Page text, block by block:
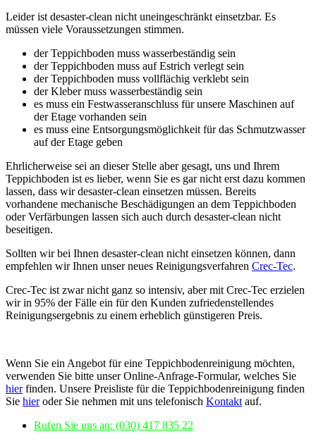
Leider ist desaster-clean nicht uneingeschränkt einsetzbar. Es
müssen viele Voraussetzungen stimmen.
der Teppichboden muss wasserbeständig sein
der Teppichboden muss auf Estrich verlegt sein
der Teppichboden muss vollflächig verklebt sein
der Kleber muss wasserbeständig sein
es muss ein Festwasseranschluss für unsere Maschinen auf
der Etage vorhanden sein
es muss eine Entsorgungsmöglichkeit für das Schmutzwasser
auf der Etage geben
Ehrlicherweise sei an dieser Stelle aber gesagt, uns und Ihrem
Teppichboden ist es lieber, wenn Sie es gar nicht erst dazu kommen
lassen, dass wir desaster-clean einsetzen müssen. Bereits
vorhandene mechanische Beschädigungen an dem Teppichboden
oder Verfärbungen lassen sich auch durch desaster-clean nicht
beseitigen.
Sollten wir bei Ihnen desaster-clean nicht einsetzen können, dann
empfehlen wir Ihnen unser neues Reinigungsverfahren Crec-Tec.
Crec-Tec ist zwar nicht ganz so intensiv, aber mit Crec-Tec erzielen
wir in 95% der Fälle ein für den Kunden zufriedenstellendes
Reinigungsergebnis zu einem erheblich günstigeren Preis.
Wenn Sie ein Angebot für eine Teppichbodenreinigung möchten,
verwenden Sie bitte unser Online-Anfrage-Formular, welches Sie
hierfinden. Unsere Preisliste für die Teppichbodenreinigung finden
Sie hieroder Sie nehmen mit uns telefonisch Kontakt auf.
Rufen Sie uns an: (030) 417 835 22